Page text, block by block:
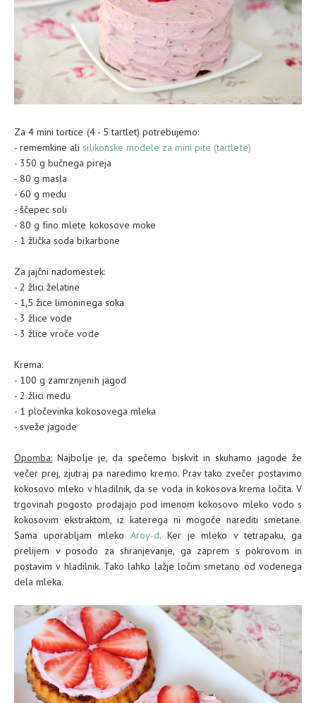
Za 4 mini tortice (4 - 5 tartlet) potrebujemo:
- rememkine alisilikonske modele za mini pite (tartlete)
- 350 g bučnega pireja
- 80 g masla
- 60 g medu
- ščepec soli
- 80 g fino mlete kokosove moke
- 1 žlička soda bikarbone
Za jajčni nadomestek:
- 2 žlici želatine
- 1,5 žice limoninega soka
- 3 žlice vode
- 3 žlice vroče vode
Krema:
- 100 g zamrznjenih jagod
- 2 žlici medu
- 1 pločevinka kokosovega mleka
- sveže jagode
Opomba: Najbolje je, da spečemo biskvit in skuhamo jagode že
večer prej, zjutraj pa naredimo kremo. Prav tako zvečer postavimo
kokosovo mleko v hladilnik, da se voda in kokosova krema ločita. V
trgovinah pogosto prodajajo pod imenom kokosovo mleko vodo s
kokosovim ekstraktom, iz katerega ni mogoče narediti smetane.
Sama uporabljam mleko Aroy-d. Ker je mleko v tetrapaku, ga
prelijem v posodo za shranjevanje, ga zaprem s pokrovom in
postavim v hladilnik. Tako lahko lažje ločim smetano od vodenega
dela mleka.